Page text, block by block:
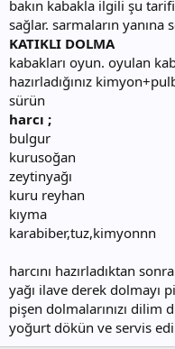
bakın kabakla ilgili şu
sağlar. sarmaların yanına
KATIKLI DOLMA
kabakları oyun. oyulan
hazırladığınız
sürün
harcı ;
bulgur
kurusoğan
zeytinyağı
kuru reyhan
kıyma
karabiber,tuz,kimyonnn
harcını hazırladıktan
yağı ilave derek dolmayı
pişen dolmalarınızı dilim
yoğurt dökün ve servis